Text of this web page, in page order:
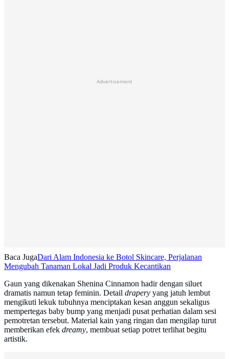
Advertisement
Baca JugaDari Alam Indonesia ke Botol Skincare, Perjalanan
Mengubah Tanaman Lokal Jadi Produk Kecantikan
Gaun yang dikenakan Shenina Cinnamon hadir dengan siluet
dramatis namun tetap feminin. Detail drapery yang jatuh lembut
mengikuti lekuk tubuhnya menciptakan kesan anggun sekaligus
mempertegas baby bump yang menjadi pusat perhatian dalam sesi
pemotretan tersebut. Material kain yang ringan dan mengilap turut
memberikan efek dreamy, membuat setiap potret terlihat begitu
artistik.